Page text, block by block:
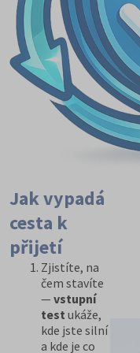
Jak vypadá
cesta k
přijetí
Zjistíte, na
čem stavíte
— vstupní
test ukáže,
kde jste silní
a kde je co